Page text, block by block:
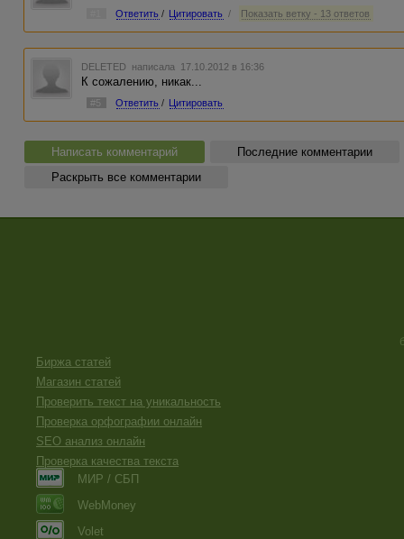
Ответить / Цитировать / Показать ветку - 13 ответов
DELETED написала 17.10.2012 в 16:36
К сожалению, никак...
#5 Ответить / Цитировать
Написать комментарий
Последние комментарии
Раскрыть все комментарии
Биржа статей
Магазин статей
Проверить текст на уникальность
Проверка орфографии онлайн
SEO анализ онлайн
Проверка качества текста
МИР / СБП
WebMoney
Volet